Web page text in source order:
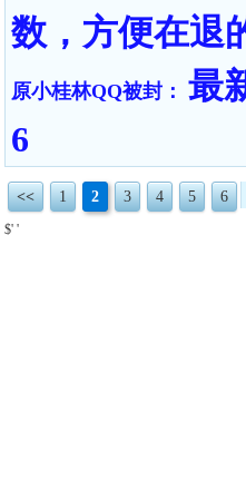
数，方便在退
原小桂林QQ被封： 最
6
<< 1 2 3 4 5 6
$' '